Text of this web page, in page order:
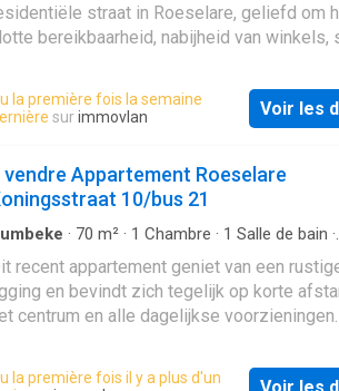
straat in Roeselare, geliefd om
bereikbaarheid, nabijheid van winkels,
aangename, veilige buurt met alle comfort
villa was een
notaris woning met kantoor. Het gelijkvloers
een ingerichte keuken, 2
een wasberging, fietsplaats, een
ruimte en een dubbele garage. Op
zijn er 8 slaapkamers en 2 badkamers
Ook de zolderruimte voorziet tal van
en kan nog afgewerkt worden met tal
doeleinden. Bovendien is de woning
info en/of een bezoek contacteer
la première fois la semaine
surimmovlan Voir les
vendre Appartement Roeselare
10/bus 21
· 70 m² · 1 Chambre · 1 Salle de bain ·
recent appartement geniet van een
en bevindt zich tegelijk op korte
centrum en alle dagelijkse voorzieningen.
verdieping. De inkomhal biedt toegang tot de
la première fois il y a plus d'un
Voir les